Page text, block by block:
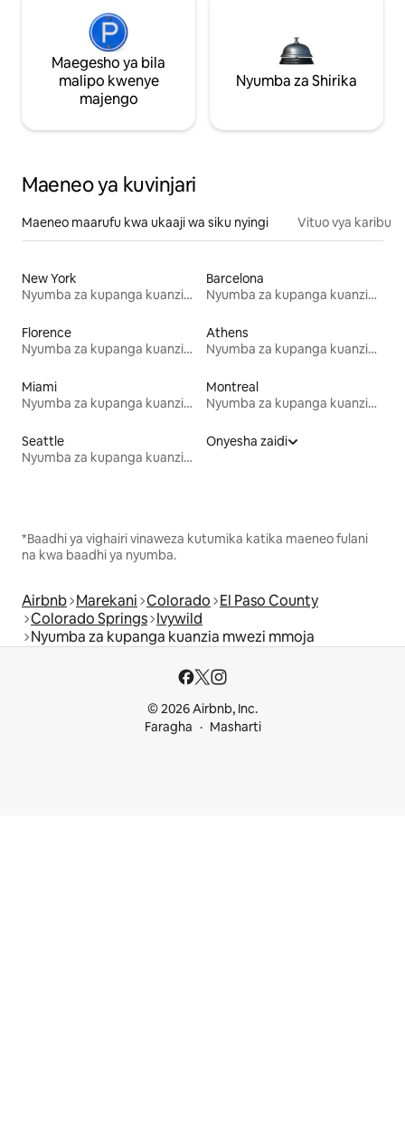
Maegesho ya bila
malipo kwenye
majengo
Nyumba za Shirika
Maeneo ya kuvinjari
Maeneo maarufu kwa ukaaji wa siku nyingi Vituo vya karibu
New York
Nyumba za kupanga kuanzia mwezi mmoja
Barcelona
Nyumba za kupanga kuanzia mwezi mmoja
Florence
Nyumba za kupanga kuanzia mwezi mmoja
Athens
Nyumba za kupanga kuanzia mwezi mmoja
Miami
Nyumba za kupanga kuanzia mwezi mmoja
Montreal
Nyumba za kupanga kuanzia mwezi mmoja
Seattle
Nyumba za kupanga kuanzia mwezi mmoja
Onyesha zaidi
*Baadhi ya vighairi vinaweza kutumika katika maeneo fulani
na kwa baadhi ya nyumba.
Airbnb Marekani Colorado El Paso County
Colorado Springs Ivywild
Nyumba za kupanga kuanzia mwezi mmoja
© 2026 Airbnb, Inc.
Faragha
Masharti